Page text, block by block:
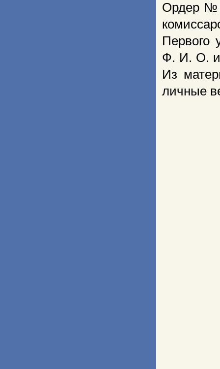
Ордер №
Первого
Ф. И. О. и
Из
личные